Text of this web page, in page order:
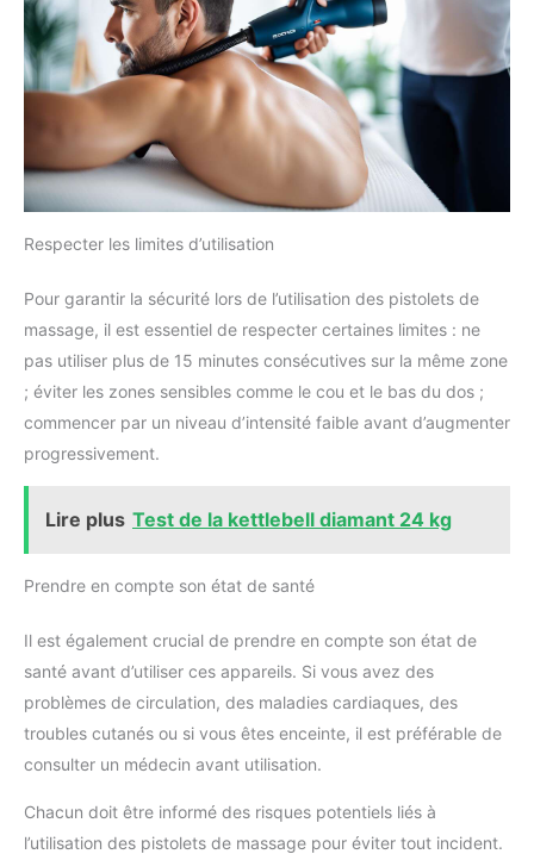
Respecter les limites d’utilisation
Pour garantir la sécurité lors de l’utilisation des pistolets de
massage, il est essentiel de respecter certaines limites : ne
pas utiliser plus de 15 minutes consécutives sur la même zone
; éviter les zones sensibles comme le cou et le bas du dos ;
commencer par un niveau d’intensité faible avant d’augmenter
progressivement.
Lire plus Test de la kettlebell diamant 24 kg
Prendre en compte son état de santé
Il est également crucial de prendre en compte son état de
santé avant d’utiliser ces appareils. Si vous avez des
problèmes de circulation, des maladies cardiaques, des
troubles cutanés ou si vous êtes enceinte, il est préférable de
consulter un médecin avant utilisation.
Chacun doit être informé des risques potentiels liés à
l’utilisation des pistolets de massage pour éviter tout incident.